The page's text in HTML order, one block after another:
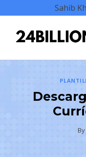
content
Sahib
By